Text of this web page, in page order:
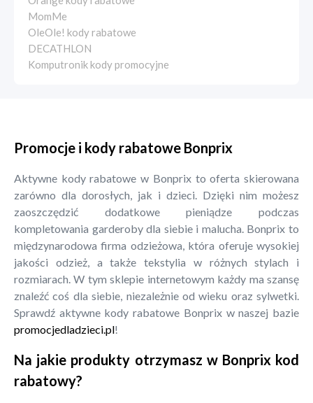
MomMe
OleOle! kody rabatowe
DECATHLON
Komputronik kody promocyjne
Promocje i kody rabatowe Bonprix
Aktywne kody rabatowe w Bonprix to oferta skierowana
zarówno dla dorosłych, jak i dzieci. Dzięki nim możesz
zaoszczędzić dodatkowe pieniądze podczas
kompletowania garderoby dla siebie i malucha. Bonprix to
międzynarodowa firma odzieżowa, która oferuje wysokiej
jakości odzież, a także tekstylia w różnych stylach i
rozmiarach. W tym sklepie internetowym każdy ma szansę
znaleźć coś dla siebie, niezależnie od wieku oraz sylwetki.
Sprawdź aktywne kody rabatowe Bonprix w naszej bazie
promocjedladzieci.pl!
Na jakie produkty otrzymasz w Bonprix kod
rabatowy?